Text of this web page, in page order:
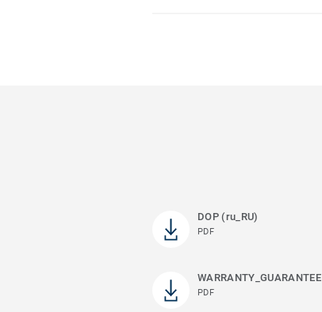
DOP (ru_RU)
PDF
WARRANTY_GUARANTEE
PDF